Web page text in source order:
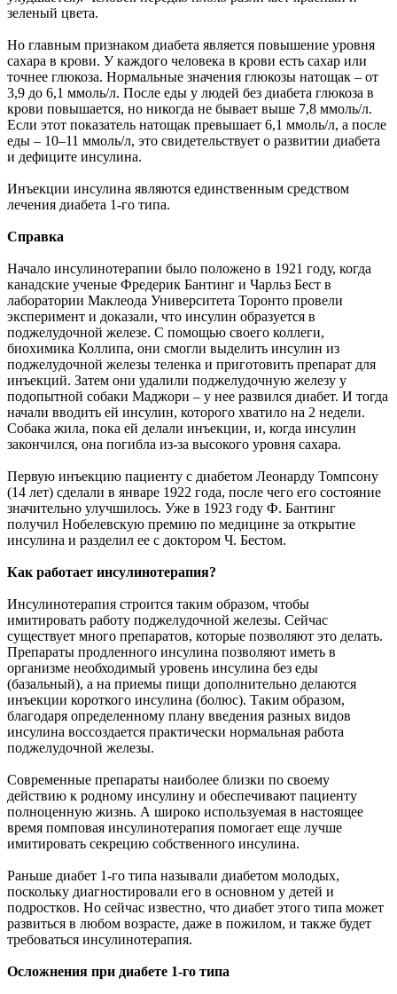
зеленый цвета.
Но главным признаком диабета является повышение уровня
сахара в крови. У каждого человека в крови есть сахар или
точнее глюкоза. Нормальные значения глюкозы натощак – от
3,9 до 6,1 ммоль/л. После еды у людей без диабета глюкоза в
крови повышается, но никогда не бывает выше 7,8 ммоль/л.
Если этот показатель натощак превышает 6,1 ммоль/л, а после
еды – 10–11 ммоль/л, это свидетельствует о развитии диабета
и дефиците инсулина.
Инъекции инсулина являются единственным средством
лечения диабета 1-го типа.
Справка
Начало инсулинотерапии было положено в 1921 году, когда
канадские ученые Фредерик Бантинг и Чарльз Бест в
лаборатории Маклеода Университета Торонто провели
эксперимент и доказали, что инсулин образуется в
поджелудочной железе. С помощью своего коллеги,
биохимика Коллипа, они смогли выделить инсулин из
поджелудочной железы теленка и приготовить препарат для
инъекций. Затем они удалили поджелудочную железу у
подопытной собаки Маджори – у нее развился диабет. И тогда
начали вводить ей инсулин, которого хватило на 2 недели.
Собака жила, пока ей делали инъекции, и, когда инсулин
закончился, она погибла из-за высокого уровня сахара.
Первую инъекцию пациенту с диабетом Леонарду Томпсону
(14 лет) сделали в январе 1922 года, после чего его состояние
значительно улучшилось. Уже в 1923 году Ф. Бантинг
получил Нобелевскую премию по медицине за открытие
инсулина и разделил ее с доктором Ч. Бестом.
Как работает инсулинотерапия?
Инсулинотерапия строится таким образом, чтобы
имитировать работу поджелудочной железы. Сейчас
существует много препаратов, которые позволяют это делать.
Препараты продленного инсулина позволяют иметь в
организме необходимый уровень инсулина без еды
(базальный), а на приемы пищи дополнительно делаются
инъекции короткого инсулина (болюс). Таким образом,
благодаря определенному плану введения разных видов
инсулина воссоздается практически нормальная работа
поджелудочной железы.
Современные препараты наиболее близки по своему
действию к родному инсулину и обеспечивают пациенту
полноценную жизнь. А широко используемая в настоящее
время помповая инсулинотерапия помогает еще лучше
имитировать секрецию собственного инсулина.
Раньше диабет 1-го типа называли диабетом молодых,
поскольку диагностировали его в основном у детей и
подростков. Но сейчас известно, что диабет этого типа может
развиться в любом возрасте, даже в пожилом, и также будет
требоваться инсулинотерапия.
Осложнения при диабете 1-го типа